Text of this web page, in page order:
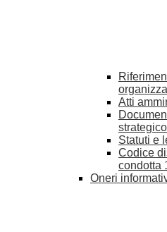
Atti
Statuti e
Codice
condotta
Oneri